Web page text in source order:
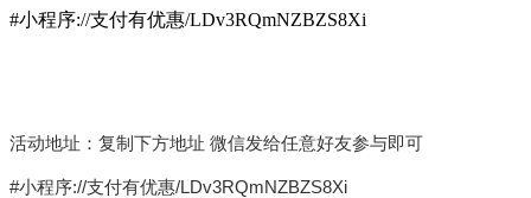
#小程序://支付有优惠/LDv3RQmNZBZS8Xi
活动地址：复制下方地址 微信发给任意好友参与即可
#小程序://支付有优惠/LDv3RQmNZBZS8Xi